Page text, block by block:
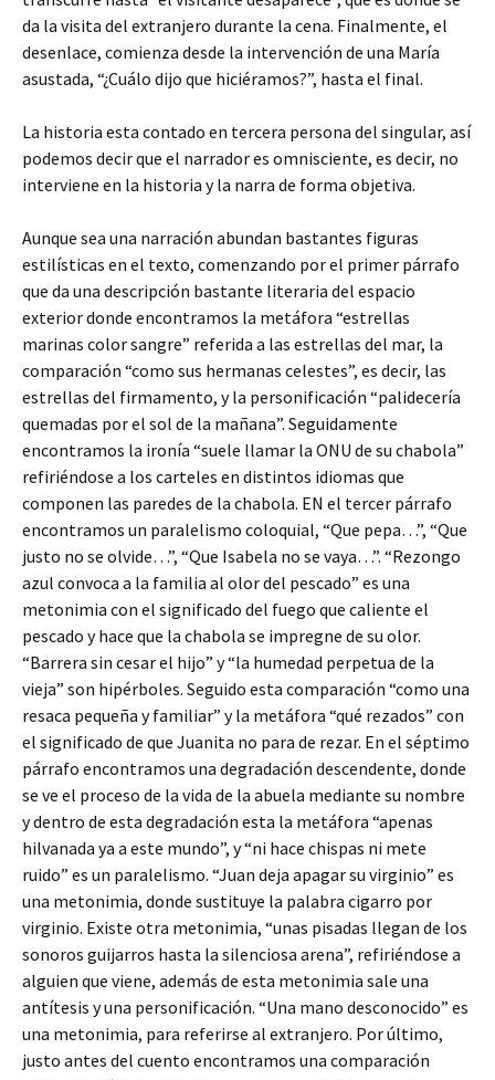
da la visita del extranjero durante la cena. Finalmente, el
desenlace, comienza desde la intervención de una María
asustada, “¿Cuálo dijo que hiciéramos?”, hasta el final.
La historia esta contado en tercera persona del singular, así
podemos decir que el narrador es omnisciente, es decir, no
interviene en la historia y la narra de forma objetiva.
Aunque sea una narración abundan bastantes figuras
estilísticas en el texto, comenzando por el primer párrafo
que da una descripción bastante literaria del espacio
exterior donde encontramos la metáfora “estrellas
marinas color sangre” referida a las estrellas del mar, la
comparación “como sus hermanas celestes”, es decir, las
estrellas del firmamento, y la personificación “palidecería
quemadas por el sol de la mañana”. Seguidamente
encontramos la ironía “suele llamar la ONU de su chabola”
refiriéndose a los carteles en distintos idiomas que
componen las paredes de la chabola. EN el tercer párrafo
encontramos un paralelismo coloquial, “Que pepa…”, “Que
justo no se olvide…”, “Que Isabela no se vaya…”. “Rezongo
azul convoca a la familia al olor del pescado” es una
metonimia con el significado del fuego que caliente el
pescado y hace que la chabola se impregne de su olor.
“Barrera sin cesar el hijo” y “la humedad perpetua de la
vieja” son hipérboles. Seguido esta comparación “como una
resaca pequeña y familiar” y la metáfora “qué rezados” con
el significado de que Juanita no para de rezar. En el séptimo
párrafo encontramos una degradación descendente, donde
se ve el proceso de la vida de la abuela mediante su nombre
y dentro de esta degradación esta la metáfora “apenas
hilvanada ya a este mundo”, y “ni hace chispas ni mete
ruido” es un paralelismo. “Juan deja apagar su virginio” es
una metonimia, donde sustituye la palabra cigarro por
virginio. Existe otra metonimia, “unas pisadas llegan de los
sonoros guijarros hasta la silenciosa arena”, refiriéndose a
alguien que viene, además de esta metonimia sale una
antítesis y una personificación. “Una mano desconocido” es
una metonimia, para referirse al extranjero. Por último,
justo antes del cuento encontramos una comparación